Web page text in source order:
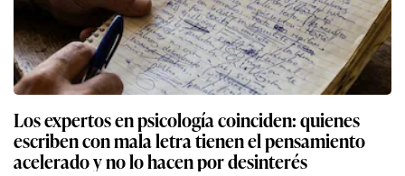
Los expertos en psicología coinciden: quienes
escriben con mala letra tienen el pensamiento
acelerado y no lo hacen por desinterés